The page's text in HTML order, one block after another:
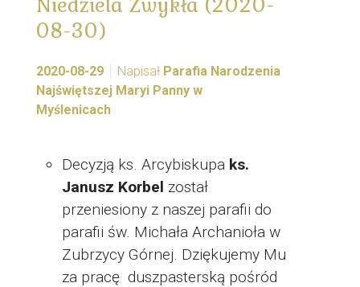
08-30)
2020-08-29 Napisał Parafia Narodzenia
Najświętszej Maryi Panny w
Myślenicach
Decyzją ks. Arcybiskupa ks.
Janusz Korbel został
przeniesiony z naszej parafii do
parafii św. Michała Archanioła w
Zubrzycy Górnej. Dziękujemy Mu
za pracę duszpasterską pośród